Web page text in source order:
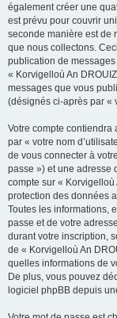
également créer une
est prévu pour couvrir
seconde manière est de
que nous collectons.
publication de messages
« Korvigelloù An
messages que vous
(désignés ci-après par «
Votre compte
par « votre nom
de vous connecter à
passe ») et une adresse
compte sur «
protection des données
Toutes les informations,
passe et de votre
durant votre inscription,
de « Korvigelloù An
quelles informations de
De plus, vous pouvez
logiciel phpBB depuis